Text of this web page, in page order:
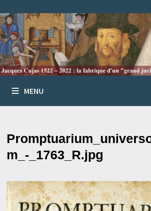
au
contenu
MENU
m_-_1763_R.jpg